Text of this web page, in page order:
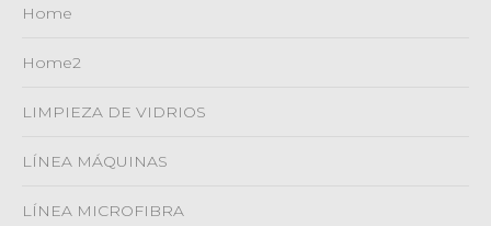
Home
Home2
LIMPIEZA DE VIDRIOS
LÍNEA MÁQUINAS
LÍNEA MICROFIBRA